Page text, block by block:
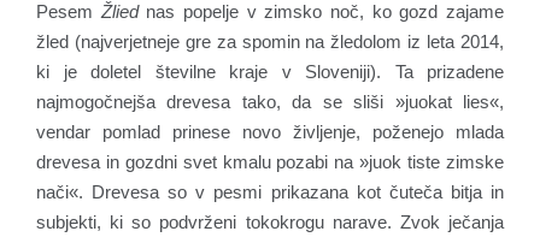
PesemŽliednas popelje v zimsko noč, ko gozd zajame
žled (najverjetneje gre za spomin na žledolom iz leta 2014,
ki je doletel številne kraje v Sloveniji). Ta prizadene
najmogočnejša drevesa tako, da se sliši »juokat lies«,
vendar pomlad prinese novo življenje, poženejo mlada
drevesa in gozdni svet kmalu pozabi na »juok tiste zimske
nači«. Drevesa so v pesmi prikazana kot čuteča bitja in
subjekti, ki so podvrženi tokokrogu narave. Zvok ječanja